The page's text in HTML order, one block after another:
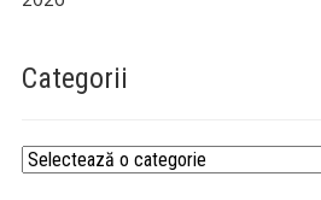
Categorii
Categorii